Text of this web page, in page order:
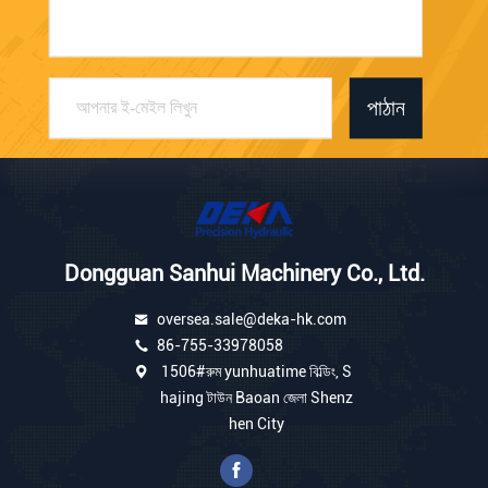
পাঠান
Dongguan Sanhui Machinery Co., Ltd.
oversea.sale@deka-hk.com
86-755-33978058
1506#রুম yunhuatime বিল্ডিং, S
hajing টাউন Baoan জেলা Shenz
hen City